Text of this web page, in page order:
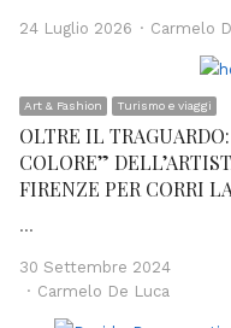
24 Luglio 2026 Author
Carmelo
Art & Fashion Turismo e viaggi
OLTRE IL
COLORE”
FIRENZE PER CORRI
…
30 Settembre 2024
Author
Carmelo De Luca